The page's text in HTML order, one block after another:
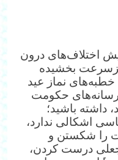
اختلاف‌های درون
بخشیده
خطبه‌های نماز عید
رسانه‌های حکومت
داشته باشید؛
اشکالی ندارد،
را شکستن و
درست کردن،